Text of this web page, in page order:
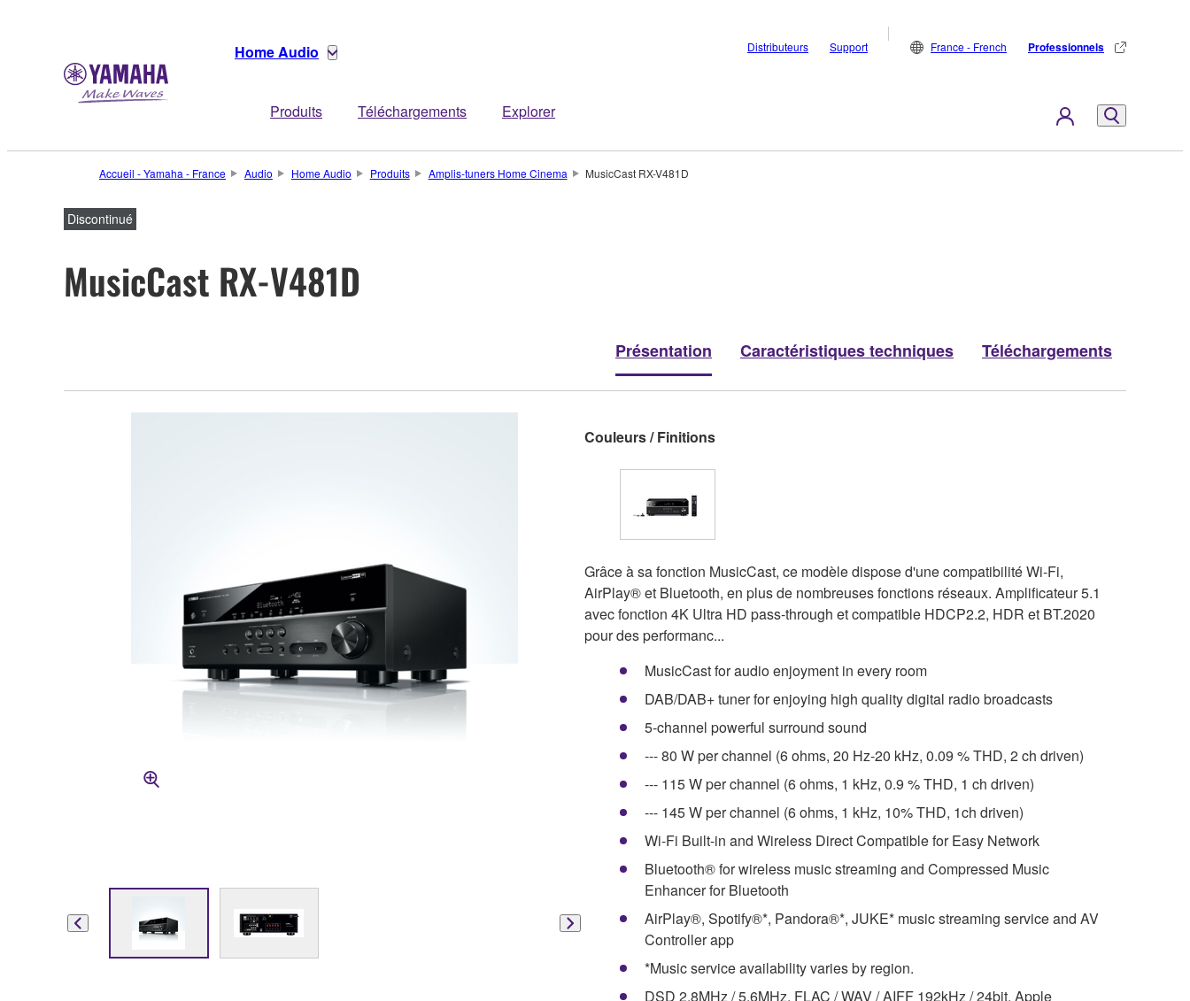
Home Audio
Produits Téléchargements Explorer
Distributeurs Support France - French Professionnels
Accueil - Yamaha - France Audio Home Audio Produits Amplis-tuners Home Cinema MusicCast RX-V481D
Discontinué
MusicCast RX-V481D
Présentation Caractéristiques techniques Téléchargements
Couleurs / Finitions
Grâce à sa fonction MusicCast, ce modèle dispose d'une compatibilité Wi-Fi,
AirPlay® et Bluetooth, en plus de nombreuses fonctions réseaux. Amplificateur 5.1
avec fonction 4K Ultra HD pass-through et compatible HDCP2.2, HDR et BT.2020
pour des performanc...
MusicCast for audio enjoyment in every room
DAB/DAB+ tuner for enjoying high quality digital radio broadcasts
5-channel powerful surround sound
--- 80 W per channel (6 ohms, 20 Hz-20 kHz, 0.09 % THD, 2 ch driven)
--- 115 W per channel (6 ohms, 1 kHz, 0.9 % THD, 1 ch driven)
--- 145 W per channel (6 ohms, 1 kHz, 10% THD, 1ch driven)
Wi-Fi Built-in and Wireless Direct Compatible for Easy Network
Bluetooth® for wireless music streaming and Compressed Music
Enhancer for Bluetooth
AirPlay®, Spotify®*, Pandora®*, JUKE* music streaming service and AV
Controller app
*Music service availability varies by region.
DSD 2.8MHz / 5.6MHz, FLAC / WAV / AIFF 192kHz / 24bit, Apple